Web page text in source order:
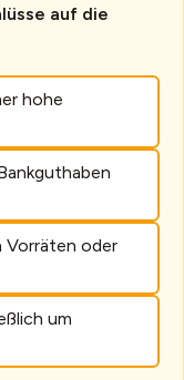
auf die
hohe
Vorräten oder
um